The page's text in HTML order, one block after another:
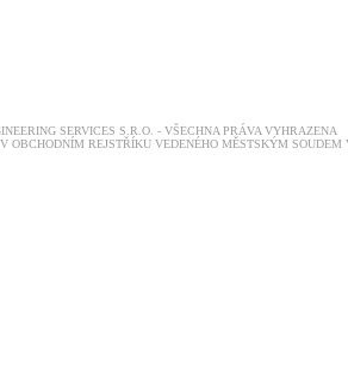
SERVICES S.R.O. - VŠECHNA PRÁVA VYHRAZENA
OBCHODNÍM REJSTŘÍKU VEDENÉHO MĚSTSKÝM